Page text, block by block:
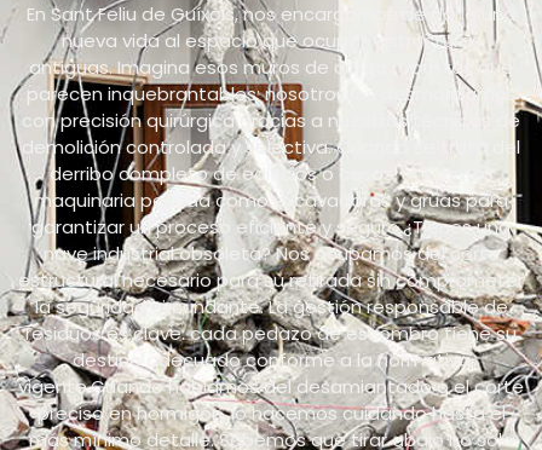
En Sant Feliu de Guíxols, nos encargamos de darle una
nueva vida al espacio que ocupan estructuras
antiguas. Imagina esos muros de carga robustos que
parecen inquebrantables: nosotros los desmontamos
con precisión quirúrgica gracias a nuestras técnicas de
demolición controlada y selectiva. Cuando se trata del
derribo completo de edificios o casas, utilizamos
maquinaria pesada como excavadoras y grúas para
garantizar un proceso eficiente y seguro.¿Tienes una
nave industrial obsoleta? Nos ocupamos del corte
estructural necesario para su retirada sin comprometer
la seguridad circundante. La gestión responsable de
residuos es clave: cada pedazo de escombro tiene su
destino adecuado conforme a la normativa
vigente.Cuando hablamos del desamiantado o el corte
preciso en hormigón, lo hacemos cuidando hasta el
más mínimo detalle. Sabemos que tirar abajo no solo